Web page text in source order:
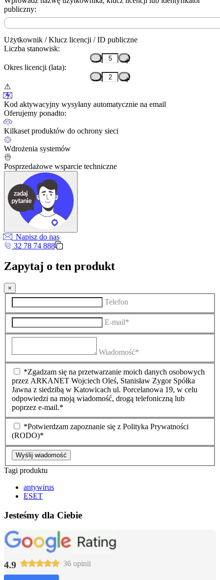
publiczny:
Użytkownik / Klucz licencji / ID publiczne
Liczba stanowisk:
– +
Okres licencji (lata):
– +
Kod aktywacyjny wysyłany automatycznie na email
Oferujemy ponadto:
Kilkaset produktów do ochrony sieci
Wdrożenia systemów
Posprzedażowe wsparcie techniczne
Napisz do nas
32 78 74 888
Zapytaj o ten produkt
×
Telefon
E-mail*
Wiadomość*
*Zgadzam się na przetwarzanie moich danych osobowych
przez ARKANET Wojciech Oleś, Stanisław Zygor Spółka
Jawna z siedzibą w Katowicach ul. Porcelanowa 19, w celu
odpowiedzi na moją wiadomość, drogą telefoniczną lub
poprzez e-mail.*
*Potwierdzam zapoznanie się z Polityka Prywatności
(RODO)*
Wyślij wiadomość
Tagi produktu
antywirus
ESET
Jesteśmy dla Ciebie
4.9 36 opinii